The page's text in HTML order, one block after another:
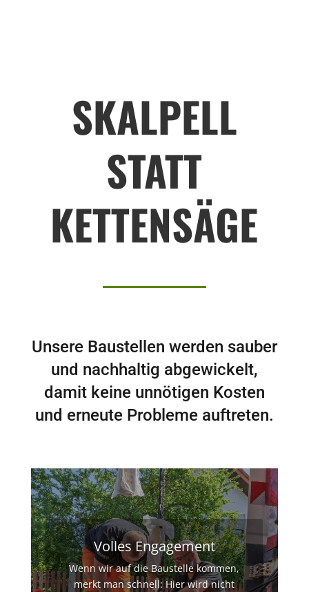
SKALPELL
STATT
KETTENSÄGE
Unsere Baustellen werden sauber
und nachhaltig abgewickelt,
damit keine unnötigen Kosten
und erneute Probleme auftreten.
Volles Engagement
Wenn wir auf die Baustelle kommen,
merkt man schnell: Hier wird nicht